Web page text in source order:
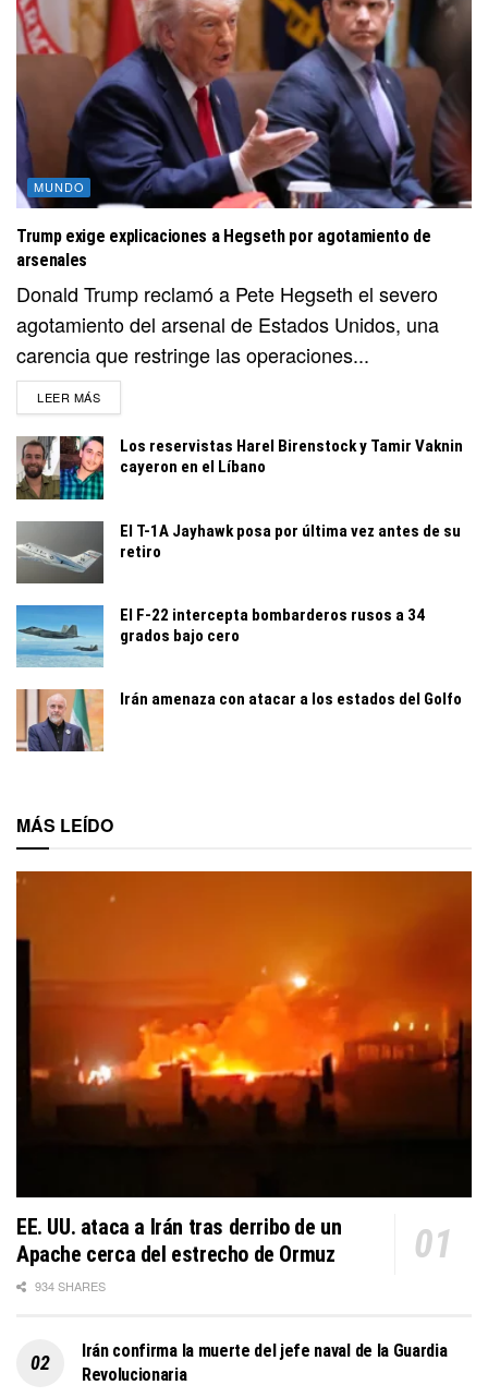
MUNDO
Trump exige explicaciones a Hegseth por agotamiento de
arsenales
Donald Trump reclamó a Pete Hegseth el severo
agotamiento del arsenal de Estados Unidos, una
carencia que restringe las operaciones...
LEER MÁSDETAILS
Los reservistas Harel Birenstock y Tamir Vaknin
cayeron en el Líbano
El T-1A Jayhawk posa por última vez antes de su
retiro
El F-22 intercepta bombarderos rusos a 34
grados bajo cero
Irán amenaza con atacar a los estados del Golfo
MÁS LEÍDO
EE. UU. ataca a Irán tras derribo de un
Apache cerca del estrecho de Ormuz
934 SHARES
Irán confirma la muerte del jefe naval de la Guardia
Revolucionaria